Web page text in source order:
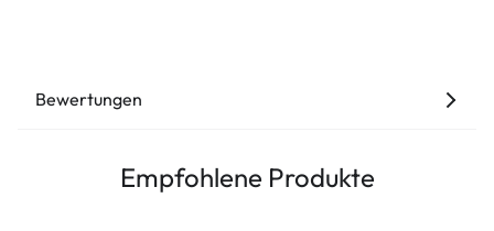
Bewertungen
Empfohlene Produkte